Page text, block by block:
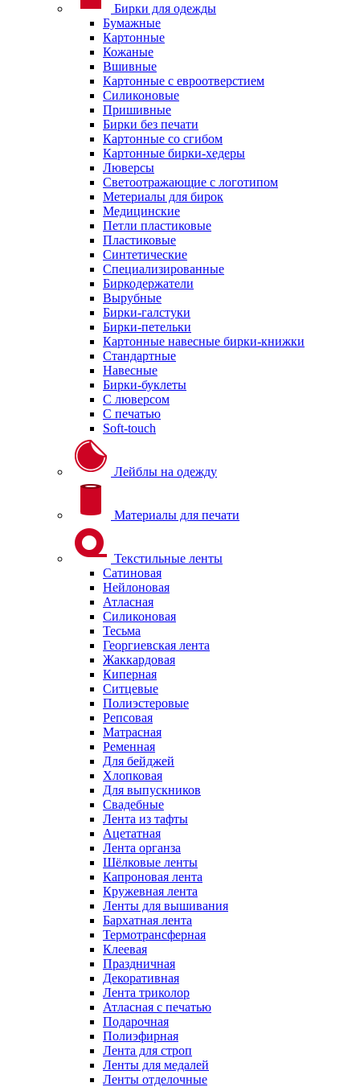
Бирки для одежды
Бумажные
Картонные
Кожаные
Вшивные
Картонные с евроотверстием
Силиконовые
Пришивные
Бирки без печати
Картонные со сгибом
Картонные бирки-хедеры
Люверсы
Светоотражающие с логотипом
Метериалы для бирок
Медицинские
Петли пластиковые
Пластиковые
Синтетические
Специализированные
Биркодержатели
Вырубные
Бирки-галстуки
Бирки-петельки
Картонные навесные бирки-книжки
Стандартные
Навесные
Бирки-буклеты
С люверсом
С печатью
Soft-touch
Лейблы на одежду
Материалы для печати
Текстильные ленты
Сатиновая
Нейлоновая
Атласная
Силиконовая
Тесьма
Георгиевская лента
Жаккардовая
Киперная
Ситцевые
Полиэстеровые
Репсовая
Матрасная
Ременная
Для бейджей
Хлопковая
Для выпускников
Свадебные
Лента из тафты
Ацетатная
Лента органза
Шёлковые ленты
Капроновая лента
Кружевная лента
Ленты для вышивания
Бархатная лента
Термотрансферная
Клеевая
Праздничная
Декоративная
Лента триколор
Атласная с печатью
Подарочная
Полиэфирная
Лента для строп
Ленты для медалей
Ленты отделочные